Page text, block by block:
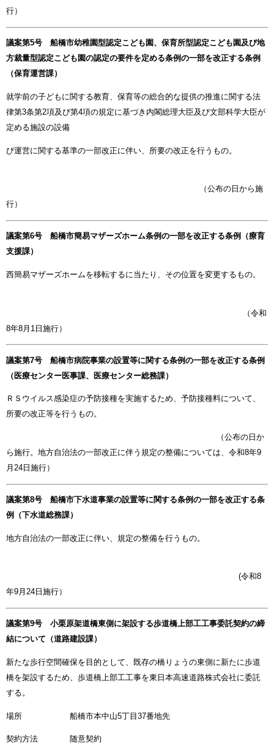
行）
議案第5号 船橋市幼稚園型認定こども園、保育所型認定こども園及び地
方裁量型認定こども園の認定の要件を定める条例の一部を改正する条例
（保育運営課）
就学前の子どもに関する教育、保育等の総合的な提供の推進に関する法
律第3条第2項及び第4項の規定に基づき内閣総理大臣及び文部科学大臣が
定める施設の設備
び運営に関する基準の一部改正に伴い、所要の改正を行うもの。
（公布の日から施
行）
議案第6号 船橋市簡易マザーズホーム条例の一部を改正する条例（療育
支援課）
西簡易マザーズホームを移転するに当たり、その位置を変更するもの。
（令和
8年8月1日施行）
議案第7号 船橋市病院事業の設置等に関する条例の一部を改正する条例
（医療センター医事課、医療センター総務課）
ＲＳウイルス感染症の予防接種を実施するため、予防接種料について、
所要の改正等を行うもの。
（公布の日か
ら施行。地方自治法の一部改正に伴う規定の整備については、令和8年9
月24日施行）
議案第8号 船橋市下水道事業の設置等に関する条例の一部を改正する条
例（下水道総務課）
地方自治法の一部改正に伴い、規定の整備を行うもの。
(令和8
年9月24日施行）
議案第9号 小栗原架道橋東側に架設する歩道橋上部工工事委託契約の締
結について（道路建設課）
新たな歩行空間確保を目的として、既存の橋りょうの東側に新たに歩道
橋を架設するため、歩道橋上部工工事を東日本高速道路株式会社に委託
する。
場所 船橋市本中山5丁目37番地先
契約方法 随意契約